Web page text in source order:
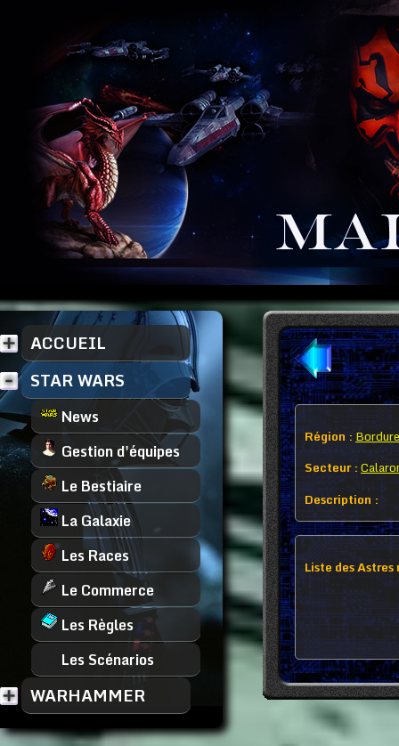
ACCUEIL
STAR WARS
News
Gestion d'équipes
Le Bestiaire
La Galaxie
Les Races
Le Commerce
Les Règles
Les Scénarios
WARHAMMER
Région :
Secteur :
Description :
Liste des